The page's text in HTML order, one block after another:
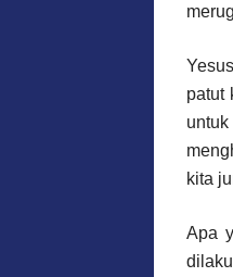
patut
kita
Apa